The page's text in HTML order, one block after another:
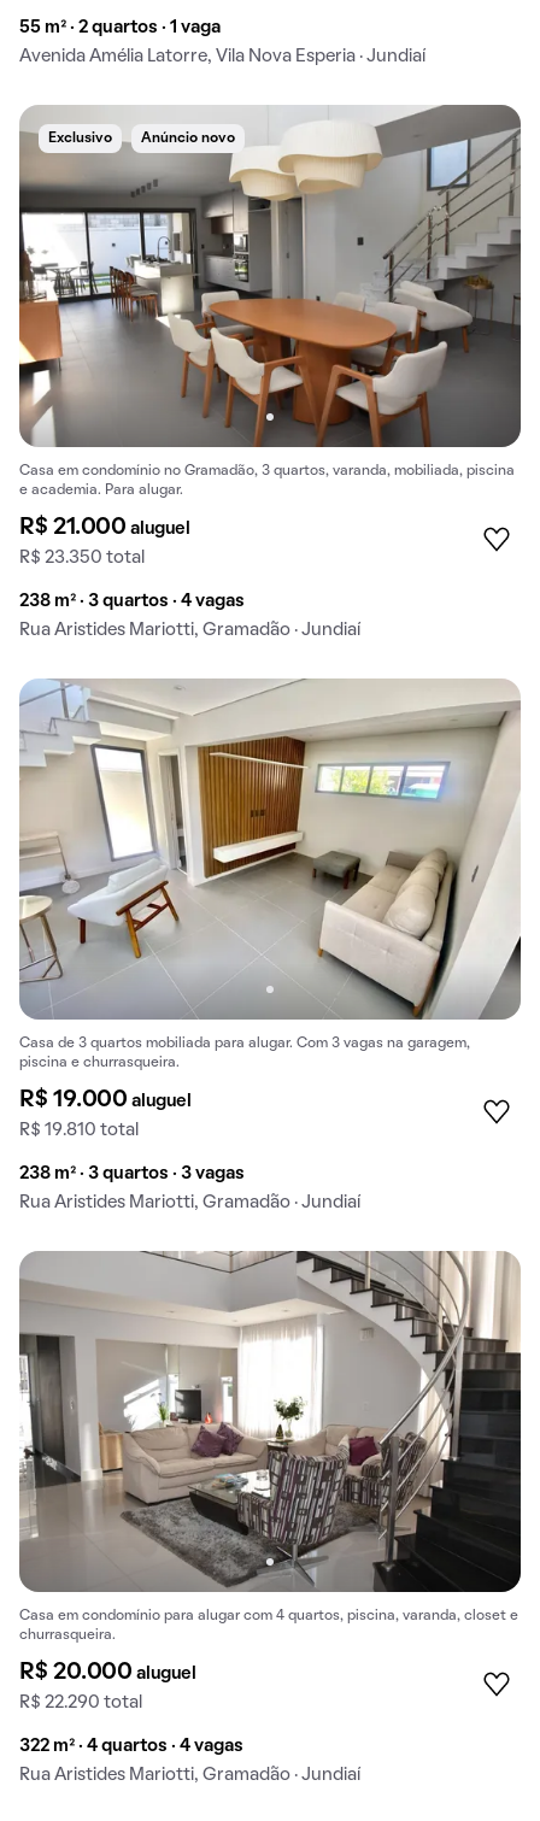
55 m² · 2 quartos · 1 vaga
Avenida Amélia Latorre, Vila Nova Esperia · Jundiaí
Exclusivo Anúncio novo
Casa em condomínio no Gramadão, 3 quartos, varanda, mobiliada, piscina
e academia. Para alugar.
R$ 21.000aluguel
R$ 23.350 total
238 m² · 3 quartos · 4 vagas
Rua Aristides Mariotti, Gramadão · Jundiaí
Casa de 3 quartos mobiliada para alugar. Com 3 vagas na garagem,
piscina e churrasqueira.
R$ 19.000aluguel
R$ 19.810 total
238 m² · 3 quartos · 3 vagas
Rua Aristides Mariotti, Gramadão · Jundiaí
Casa em condomínio para alugar com 4 quartos, piscina, varanda, closet e
churrasqueira.
R$ 20.000aluguel
R$ 22.290 total
322 m² · 4 quartos · 4 vagas
Rua Aristides Mariotti, Gramadão · Jundiaí